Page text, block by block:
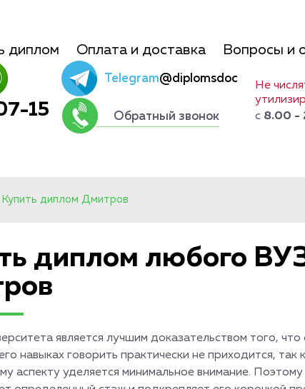
диплом Оплата и доставка Вопросы и
15
Telegram@diplomsdoc
Обратный звонок
Не
с 8.00 -
Купить диплом Дмитров
диплом любого
является лучшим доказательством того,
навыках говорить практически не приходится, так
аспекту уделяется минимальное внимание.